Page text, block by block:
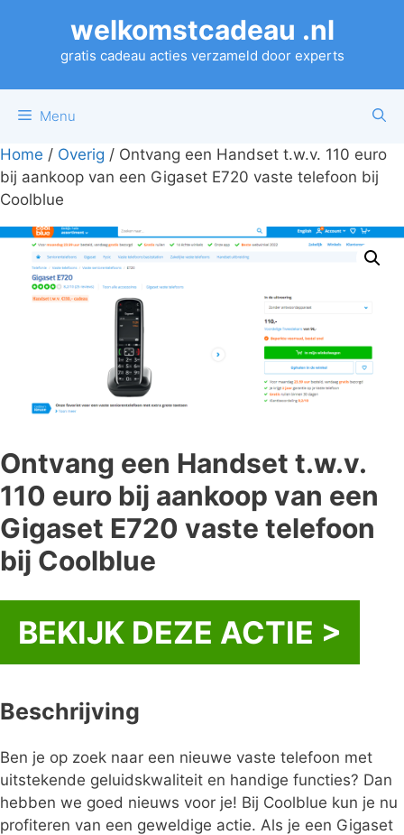
welkomstcadeau .nl
gratis cadeau acties verzameld door experts
Menu
Home / Overig / Ontvang een Handset t.w.v. 110 euro
bij aankoop van een Gigaset E720 vaste telefoon bij
Coolblue
Ontvang een Handset t.w.v.
110 euro bij aankoop van een
Gigaset E720 vaste telefoon
bij Coolblue
BEKIJK DEZE ACTIE >
Beschrijving
Ben je op zoek naar een nieuwe vaste telefoon met
uitstekende geluidskwaliteit en handige functies? Dan
hebben we goed nieuws voor je! Bij Coolblue kun je nu
profiteren van een geweldige actie. Als je een Gigaset